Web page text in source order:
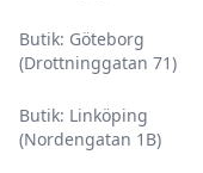
Butik: Göteborg
(Drottninggatan 71)
Butik: Linköping
(Nordengatan 1B)